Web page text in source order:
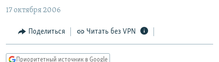
основному
Вернутся
главной
ЦИТАТЫ СВОБОДЫ
МНЕНИЯ
17 октября 2006
Поделиться Читать без VPN
Приоритетный источник в Google